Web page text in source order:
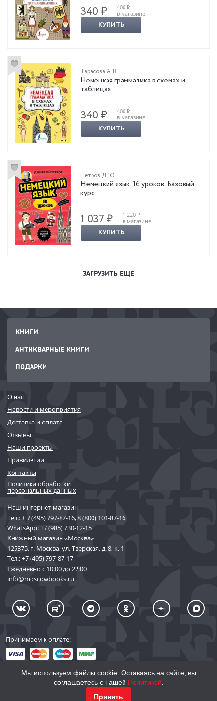
340 ₽
400 ₽
в магазине
КУПИТЬ
Тарасова А. В.
Немецкая грамматика в схемах и
таблицах
340 ₽
400 ₽
в магазине
КУПИТЬ
Петров Д. Ю.
Немецкий язык. 16 уроков. Базовый
курс
1 037 ₽
1 220 ₽
в магазине
КУПИТЬ
ЗАГРУЗИТЬ ЕЩЕ
КНИГИ
АНТИКВАРНЫЕ КНИГИ
ПОДАРКИ
О нас
Новости и мероприятия
Доставка и оплата
Отзывы
Наши проекты
Привилегии
Контакты
Политика обработки
персональных данных
Наш интернет-магазин
Тел.:+ 7 (495) 797-87-16,8 (800) 101-87-16
WhatsApp:+7 (985) 730-12-15
Книжный магазин «Москва»
125375, г. Москва, ул. Тверская, д. 8, к. 1
Тел.:+7 (495) 797-87-17
Ежедневно с 10:00 до 22:00
info@moscowbooks.ru
Принимаем к оплате:
© 2002–2026 «Торговый Дом Книги «МОСКВА»
Мы используем файлы cookie. Оставаясь на сайте, вы
соглашаетесь с нашей Политикой
Принять